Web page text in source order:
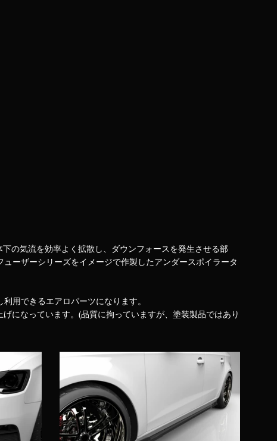
の気流を効率よく拡散し、ダウンフォースを発生させる部
ーザーシリーズをイメージで作製したアンダースポイラータ
用できるエアロパーツになります。
になっています。(品質に拘っていますが、塗装製品ではあり